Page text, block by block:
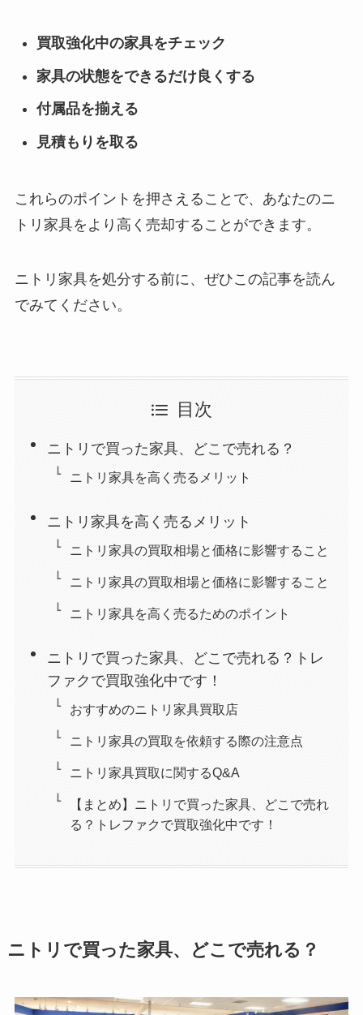
買取強化中の家具をチェック
家具の状態をできるだけ良くする
付属品を揃える
見積もりを取る
これらのポイントを押さえることで、あなたのニ
トリ家具をより高く売却することができます。
ニトリ家具を処分する前に、ぜひこの記事を読ん
でみてください。
目次
ニトリで買った家具、どこで売れる？
ニトリ家具を高く売るメリット
ニトリ家具を高く売るメリット
ニトリ家具の買取相場と価格に影響すること
ニトリ家具の買取相場と価格に影響すること
ニトリ家具を高く売るためのポイント
ニトリで買った家具、どこで売れる？トレ
ファクで買取強化中です！
おすすめのニトリ家具買取店
ニトリ家具の買取を依頼する際の注意点
ニトリ家具買取に関するQ&A
【まとめ】ニトリで買った家具、どこで売れ
る？トレファクで買取強化中です！
ニトリで買った家具、どこで売れる？